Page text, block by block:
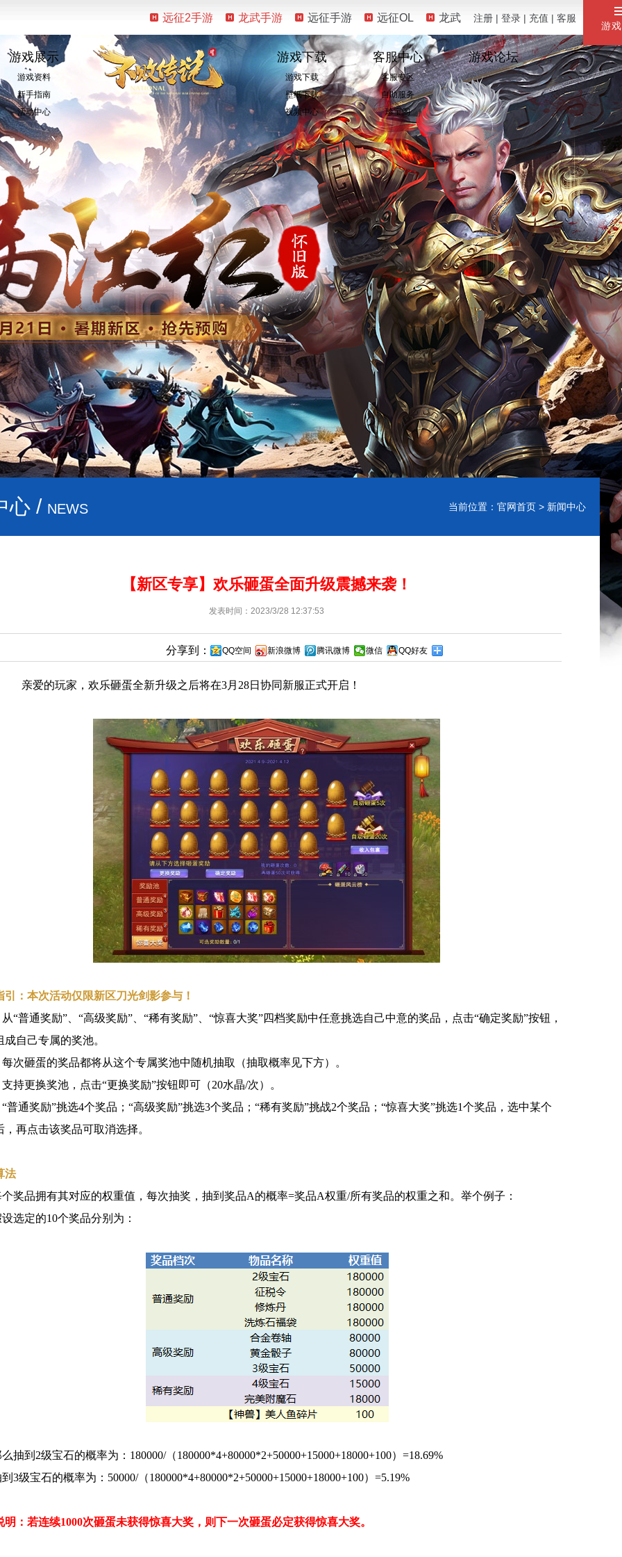
游
远征2手游 龙武手游 远征手游 远征OL 龙武 注册 | 登录 | 充值 | 客服
游戏展示
游戏资料
新手指南
活动中心
游戏下载
游戏下载
壁纸下载
视频中心
客服中心
客服专区
自助服务
珍宝阁
游戏论坛
心 / NEWS 当前位置： 官网首页 > 新闻中心
【新区专享】欢乐砸蛋全面升级震撼来袭！
发表时间：2023/3/28 12:37:53
分享到： QQ空间 新浪微博 腾讯微博 微信 QQ好友
玩家，欢乐砸蛋全新升级之后将在3月28日协同新服正式开启！
引：本次活动仅限新区刀光剑影参与！
普通奖励”、“高级奖励”、“稀有奖励”、“惊喜大奖”四档奖励中任意挑选自己中意的奖品，点击“确定奖励”按钮，
成自己专属的奖池。
砸蛋的奖品都将从这个专属奖池中随机抽取（抽取概率见下方）。
更换奖池，点击“更换奖励”按钮即可（20水晶/次）。
通奖励”挑选4个奖品；“高级奖励”挑选3个奖品；“稀有奖励”挑战2个奖品；“惊喜大奖”挑选1个奖品，选中某个
，再点击该奖品可取消选择。
法
品拥有其对应的权重值，每次抽奖，抽到奖品A的概率=奖品A权重/所有奖品的权重之和。举个例子：
定的10个奖品分别为：
到2级宝石的概率为：180000/（180000*4+80000*2+50000+15000+18000+100）=18.69%
宝石的概率为：50000/（180000*4+80000*2+50000+15000+18000+100）=5.19%
明：若连续1000次砸蛋未获得惊喜大奖，则下一次砸蛋必定获得惊喜大奖。